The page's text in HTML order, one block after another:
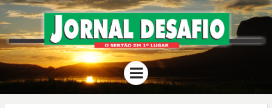
JORNAL
DESAFIO
O Sertão em 1º Lugar
Menu